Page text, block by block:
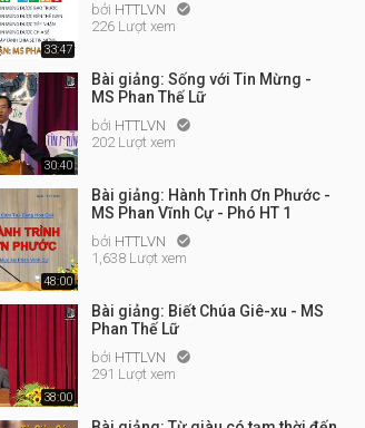
33:47
bởi HTTLVN 
226 Lượt xem
30:40
Bài giảng: Sống với Tin Mừng -
MS Phan Thế Lữ
bởi HTTLVN 
202 Lượt xem
48:00
Bài giảng: Hành Trình Ơn Phước -
MS Phan Vĩnh Cự - Phó HT 1
bởi HTTLVN 
1,638 Lượt xem
38:00
Bài giảng: Biết Chúa Giê-xu - MS
Phan Thế Lữ
bởi HTTLVN 
291 Lượt xem